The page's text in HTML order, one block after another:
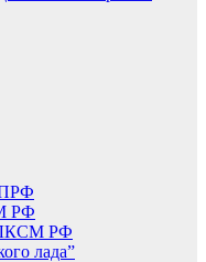
РФ
ЛКСМ РФ
лада”